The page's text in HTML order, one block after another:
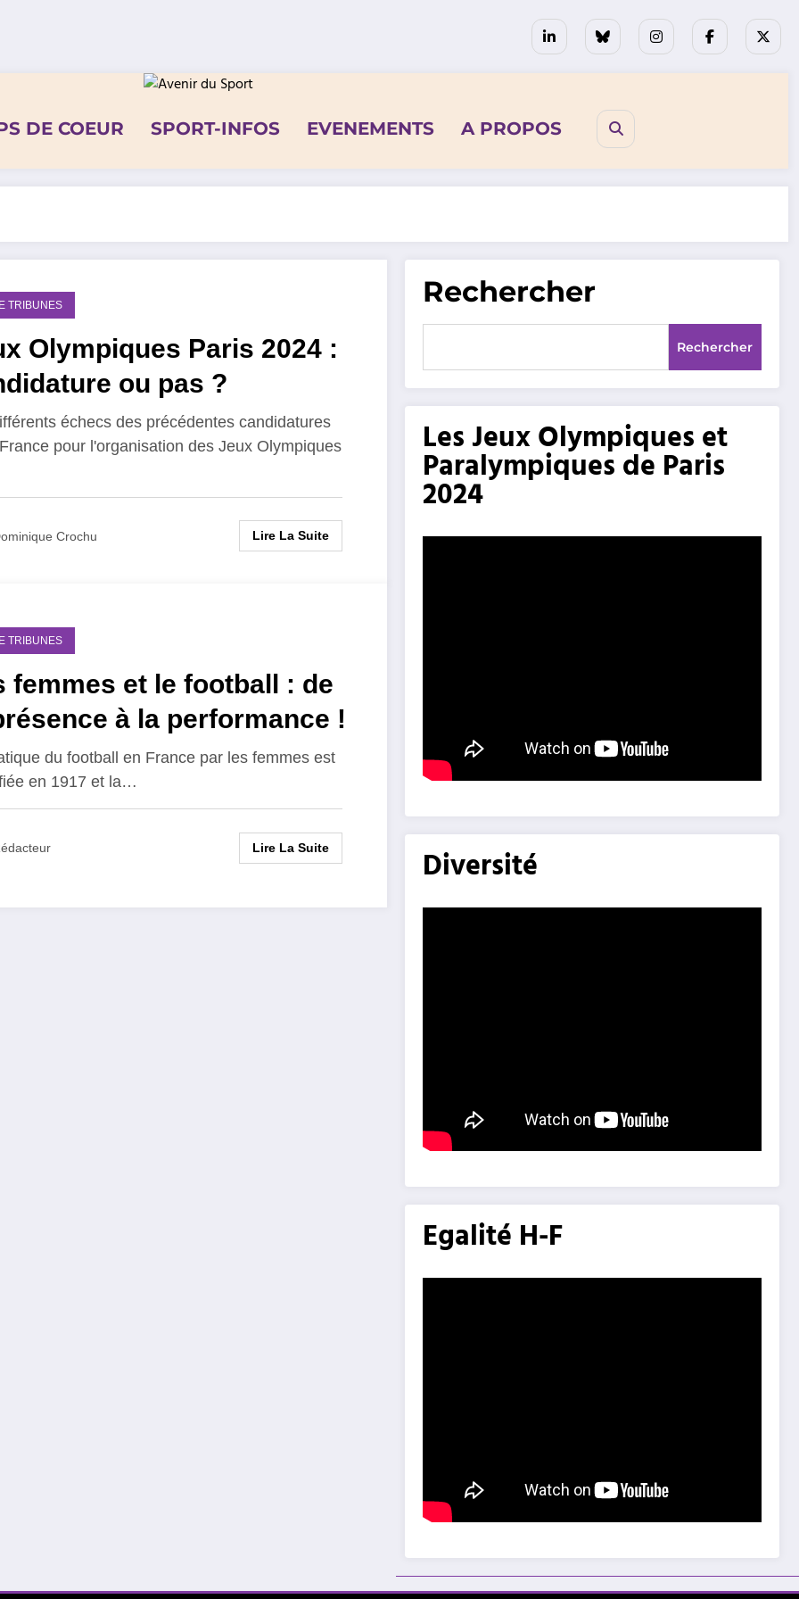
DE COEUR SPORT-INFOS EVENEMENTS A PROPOS
TRIBUNES
Olympiques Paris 2024 :
ou pas ?
échecs des précédentes candidatures
pour l'organisation des Jeux Olympiques
Crochu Lire La Suite
TRIBUNES
femmes et le football : de
à la performance !
du football en France par les femmes est
en 1917 et la…
Lire La Suite
Rechercher
Rechercher
Les Jeux Olympiques et
Paralympiques de Paris
2024
Diversité
Egalité H-F